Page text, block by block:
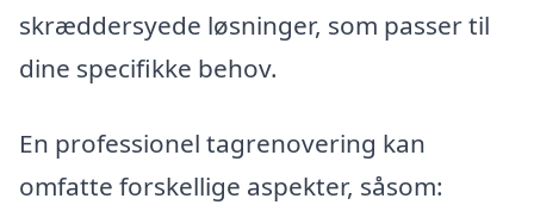
skræddersyede løsninger, som passer til
dine specifikke behov.
En professionel tagrenovering kan
omfatte forskellige aspekter, såsom: